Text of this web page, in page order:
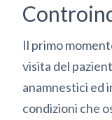
Il primo
visita del
anamnestici ed
condizioni che